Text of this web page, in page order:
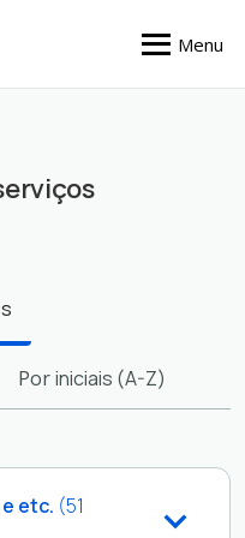
Menu
Poriniciais (A-Z)
etc. (51